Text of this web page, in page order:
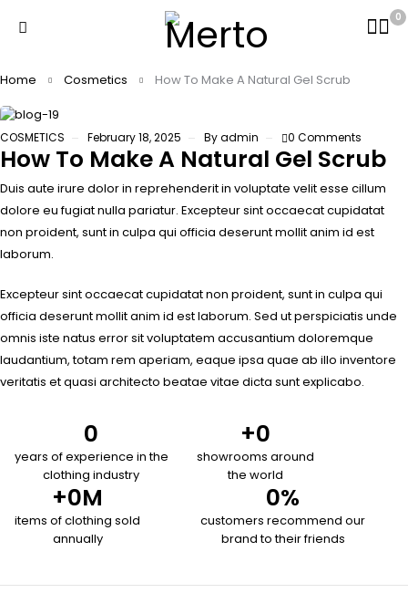
0
Home Cosmetics How To Make A Natural Gel Scrub
COSMETICS February 18, 2025 Byadmin 0 Comments
How To Make A Natural Gel Scrub
Duis aute irure dolor in reprehenderit in voluptate velit esse cillum
dolore eu fugiat nulla pariatur. Excepteur sint occaecat cupidatat
non proident, sunt in culpa qui officia deserunt mollit anim id est
laborum.
Excepteur sint occaecat cupidatat non proident, sunt in culpa qui
officia deserunt mollit anim id est laborum. Sed ut perspiciatis unde
omnis iste natus error sit voluptatem accusantium doloremque
laudantium, totam rem aperiam, eaque ipsa quae ab illo inventore
veritatis et quasi architecto beatae vitae dicta sunt explicabo.
years of experience in the
clothing industry
0
showrooms around
the world
+0
items of clothing sold
annually
+0M
customers recommend our
brand to their friends
0%